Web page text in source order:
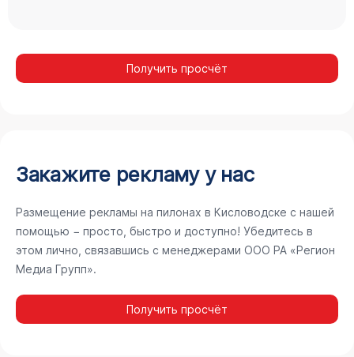
Получить просчёт
Закажите рекламу у нас
Размещение рекламы на пилонах в Кисловодске с нашей
помощью − просто, быстро и доступно! Убедитесь в
этом лично, связавшись с менеджерами ООО РА «Регион
Медиа Групп».
Получить просчёт